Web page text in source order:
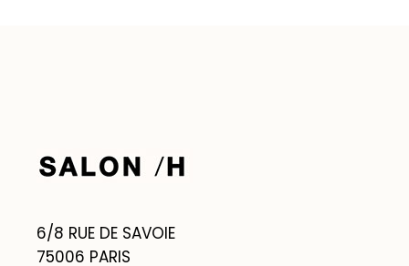
6/8 RUE DE SAVOIE
75006 PARIS